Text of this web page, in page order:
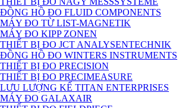
ĐỒNG HỒ ĐO FLUID COMPONENTS
MÁY ĐO TỪ LIST-MAGNETIK
MÁY ĐO KIPP ZONEN
THIẾT BỊ ĐO JCT ANALYSENTECHNIK
ĐỒNG HỒ ĐO WINTERS INSTRUMENTS
THIẾT BỊ ĐO PRECISION
THIẾT BỊ ĐO PRECIMEASURE
LƯU LƯỢNG KẾ TITAN ENTERPRISES
MÁY ĐO GALAXAIR